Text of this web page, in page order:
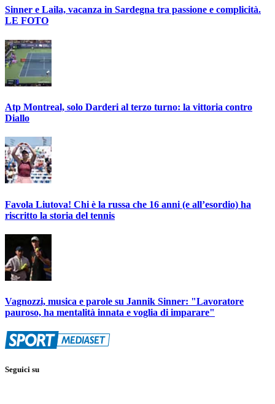
Sinner e Laila, vacanza in Sardegna tra passione e complicità.
LE FOTO
Atp Montreal, solo Darderi al terzo turno: la vittoria contro
Diallo
Favola Liutova! Chi è la russa che 16 anni (e all’esordio) ha
riscritto la storia del tennis
Vagnozzi, musica e parole su Jannik Sinner: "Lavoratore
pauroso, ha mentalità innata e voglia di imparare"
Seguici su